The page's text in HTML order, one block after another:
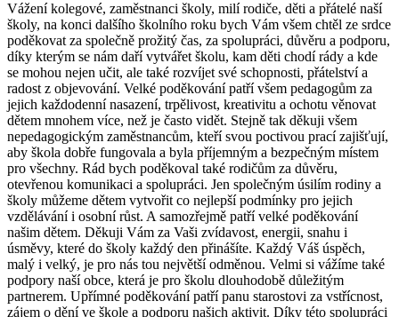
Vážení kolegové, zaměstnanci školy, milí rodiče, děti a přátelé naší
školy, na konci dalšího školního roku bych Vám všem chtěl ze srdce
poděkovat za společně prožitý čas, za spolupráci, důvěru a podporu,
díky kterým se nám daří vytvářet školu, kam děti chodí rády a kde
se mohou nejen učit, ale také rozvíjet své schopnosti, přátelství a
radost z objevování. Velké poděkování patří všem pedagogům za
jejich každodenní nasazení, trpělivost, kreativitu a ochotu věnovat
dětem mnohem více, než je často vidět. Stejně tak děkuji všem
nepedagogickým zaměstnancům, kteří svou poctivou prací zajišťují,
aby škola dobře fungovala a byla příjemným a bezpečným místem
pro všechny. Rád bych poděkoval také rodičům za důvěru,
otevřenou komunikaci a spolupráci. Jen společným úsilím rodiny a
školy můžeme dětem vytvořit co nejlepší podmínky pro jejich
vzdělávání i osobní růst. A samozřejmě patří velké poděkování
našim dětem. Děkuji Vám za Vaši zvídavost, energii, snahu i
úsměvy, které do školy každý den přinášíte. Každý Váš úspěch,
malý i velký, je pro nás tou největší odměnou. Velmi si vážíme také
podpory naší obce, která je pro školu dlouhodobě důležitým
partnerem. Upřímné poděkování patří panu starostovi za vstřícnost,
zájem o dění ve škole a podporu našich aktivit. Díky této spolupráci